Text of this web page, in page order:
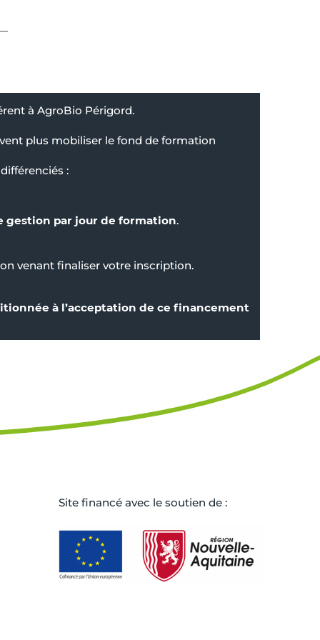
à AgroBio Périgord.
plus mobiliser le fond de formation
:
gestion par jour de formation.
venant finaliser votre inscription.
à l’acceptation de ce financement
Site ﬁnancé avec le soutien de :